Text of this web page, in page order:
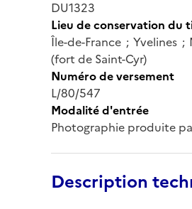
DU1323
Lieu de conservation du
Île-de-France ; Yvelines
(fort de Saint-Cyr)
Numéro de versement
L/80/547
Modalité d'entrée
Photographie produite
Description